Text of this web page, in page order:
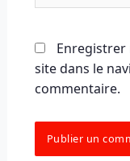
Enregistrer
site dans le
commentaire.